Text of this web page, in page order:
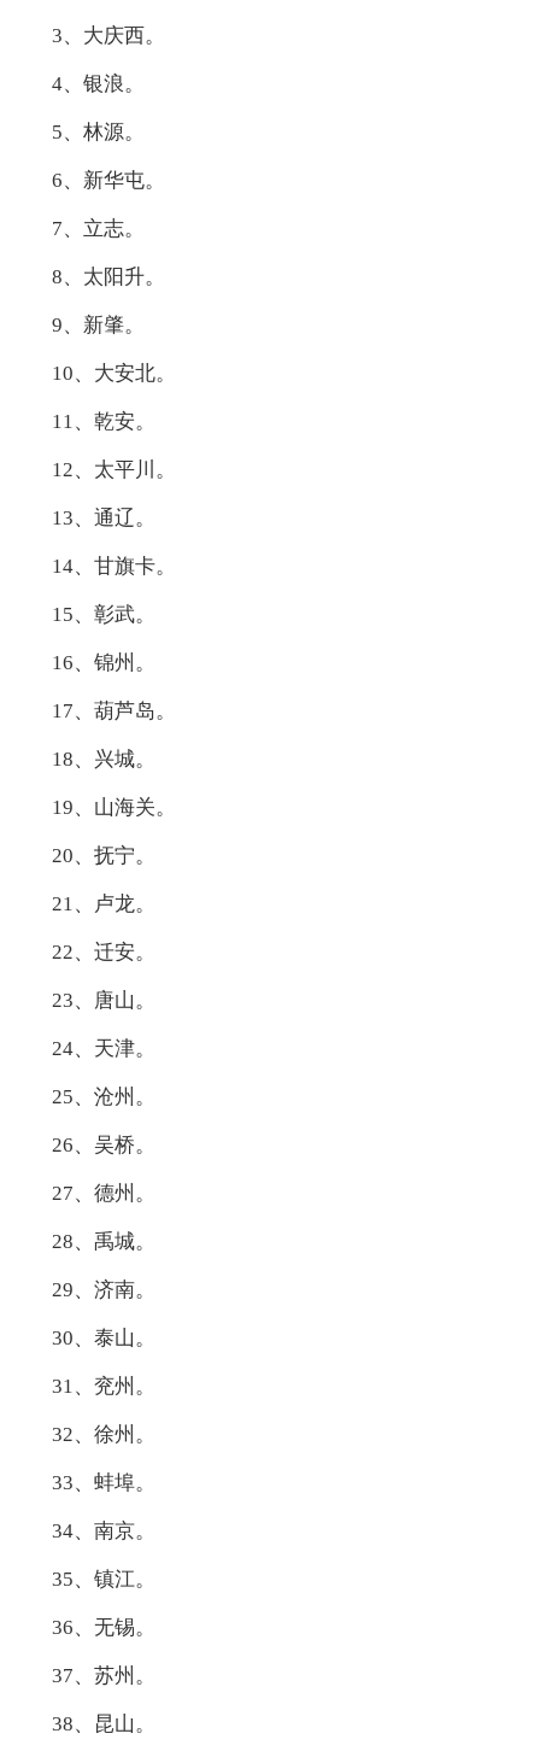
3、大庆西。
4、银浪。
5、林源。
6、新华屯。
7、立志。
8、太阳升。
9、新肇。
10、大安北。
11、乾安。
12、太平川。
13、通辽。
14、甘旗卡。
15、彰武。
16、锦州。
17、葫芦岛。
18、兴城。
19、山海关。
20、抚宁。
21、卢龙。
22、迁安。
23、唐山。
24、天津。
25、沧州。
26、吴桥。
27、德州。
28、禹城。
29、济南。
30、泰山。
31、兖州。
32、徐州。
33、蚌埠。
34、南京。
35、镇江。
36、无锡。
37、苏州。
38、昆山。